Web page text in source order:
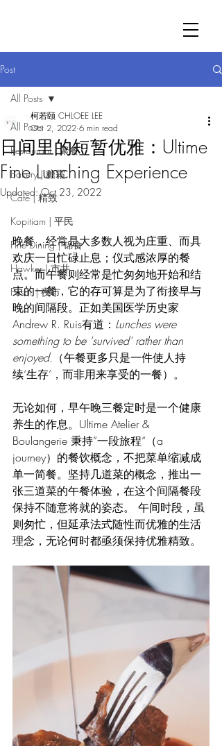
Post
All Posts
Restaurant | 聚餐
Bakery | 糖霜
Cafe | 精致
Kopitiam | 平民
Fine Dining | 锦食
Hawker | 市井
Pasar | 夜市
All Posts
日间里的短暂优雅：Ultime
Fine Lunching Experience
柯若颐 CHLOEE LEE
Oct 2, 2022 6 min read
Updated:Oct 23, 2022
晚餐，经常是大多数人视为庄重、而具
欢庆一日忙碌止息；仪式感浓厚的餐
点。而午餐则经常是忙匆匆地开始和结
束的一餐，它的存可算是为了衔接早与
晚的间隔段。正如美国医学历史家
Andrew R. Ruis有道： Lunches were
something to be 'survived' rather than
enjoyed. （午餐更多只是一件使人持
续‘生存’，而非用来享受的一餐）。
无论如何，早午晚三餐定时是一个健康
养生的作息。Ultime Atelier &
Boulangerie 秉持”一段旅程“（a
journey）的餐饮概念，不把菜单缩减成
单一简餐。坚持几道菜的概念，推出一
张三道菜的午餐体验，在这个间隔餐段
保持不随意将就的姿态。 午间时段，虽
则匆忙，但延承法式随性而优雅的生活
理念，无论何时都亟须保持优雅精致。